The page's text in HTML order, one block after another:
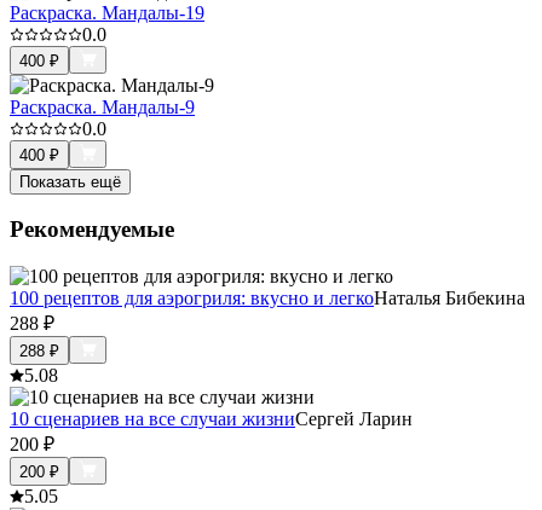
Раскраска. Мандалы-19
0.0
400 ₽
Раскраска. Мандалы-9
0.0
400 ₽
Показать ещё
Рекомендуемые
100 рецептов для аэрогриля: вкусно и легкоНаталья Бибекина
288 ₽
288 ₽
5.08
10 сценариев на все случаи жизниСергей Ларин
200 ₽
200 ₽
5.05